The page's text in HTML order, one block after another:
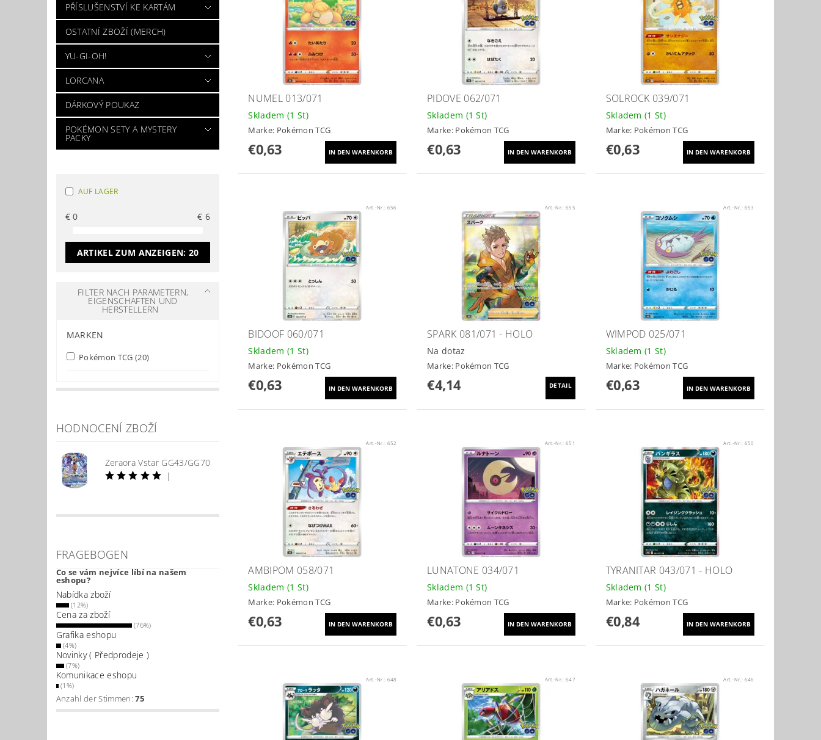
PŘÍSLUŠENSTVÍ KE KARTÁM
OSTATNÍ ZBOŽÍ (MERCH)
YU-GI-OH!
LORCANA
DÁRKOVÝ POUKAZ
POKÉMON SETY A MYSTERY
PACKY
AUF LAGER
€0 €6
ARTIKEL ZUM ANZEIGEN: 20
FILTER NACH PARAMETERN,
EIGENSCHAFTEN UND
HERSTELLERN
MARKEN
Pokémon TCG (20)
HODNOCENÍ ZBOŽÍ
Zeraora Vstar GG43/GG70
|
FRAGEBOGEN
Co se vám nejvíce líbí na našem
eshopu?
Nabídka zboží
(12%)
Cena za zboží
(76%)
Grafika eshopu
(4%)
Novinky ( Předprodeje )
(7%)
Komunikace eshopu
(1%)
Anzahl der Stimmen:75
NUMEL 013/071
Skladem (1 St)
Marke: Pokémon TCG
€0,63
PIDOVE 062/071
Skladem (1 St)
Marke: Pokémon TCG
€0,63
SOLROCK 039/071
Skladem(1 St)
Marke: Pokémon TCG
€0,63
Art.-Nr.: 656
BIDOOF 060/071
Skladem (1 St)
Marke: Pokémon TCG
€0,63
Art.-Nr.:655
SPARK 081/071 - HOLO
Na dotaz
Marke: Pokémon TCG
€4,14 DETAIL
Art.-Nr.: 653
WIMPOD 025/071
Skladem(1 St)
Marke: Pokémon TCG
€0,63
Art.-Nr.: 652
AMBIPOM 058/071
Skladem (1 St)
Marke: Pokémon TCG
€0,63
Art.-Nr.:651
LUNATONE 034/071
Skladem (1 St)
Marke: Pokémon TCG
€0,63
Art.-Nr.: 650
TYRANITAR 043/071 - HOLO
Skladem(1 St)
Marke: Pokémon TCG
€0,84
Art.-Nr.: 648 Art.-Nr.:647 Art.-Nr.: 646